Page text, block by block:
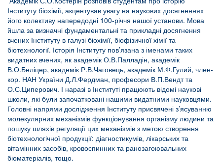
Інституту біохімії, акцентував увагу на наукових досягненнях
його колективу напередодні 100-річчя нашої установи. Мова
йшла за визначні фундаментальні та прикладні досягнення
вчених Інституту в галузі біохімії, біофізичної хімії та
біотехнології. Історія Інституту пов’язана з іменами таких
видатних вчених, як академік О.В.Палладін, академік
В.О.Беліцер, академік Р.В.Чаговець, академік М.Ф.Гулий, член-
кор. НАН України Д.Л.Фердман, професори В.П.Вендт та
О.С.Циперович. І наразі в Інституті працюють відомі наукові
школи, які були започатковані нашими видатними науковцями.
Головні напрями дослідження Інституту присвячені з’ясуванню
молекулярних механізмів функціонування організму людини та
пошуку шляхів регуляції цих механізмів з метою створення
біотехнологічної продукції: діагностикумів, лікарських та
вітамінних засобів, кровоспинних та ранозагоювальних
біоматеріалів, тощо.